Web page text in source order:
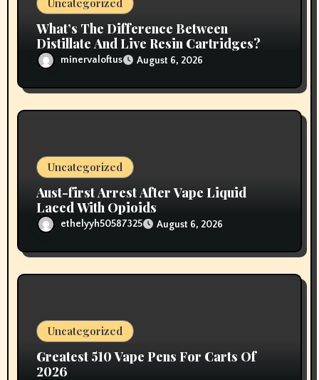
Uncategorized
What’s The Difference Between
Distillate And Live Resin Cartridges?
minervaloftus August 6, 2026
Uncategorized
Aust-first Arrest After Vape Liquid
Laced With Opioids
ethelyyh50587325 August 6, 2026
Uncategorized
Greatest 510 Vape Pens For Carts Of
2026